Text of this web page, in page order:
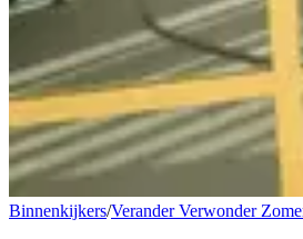
Binnenkijkers/Verander Verwonder